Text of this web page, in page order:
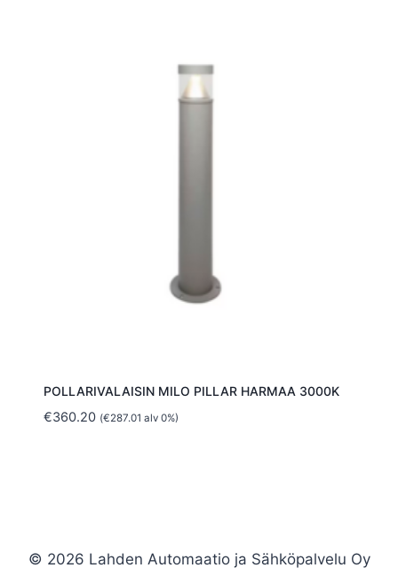
POLLARIVALAISIN MILO PILLAR HARMAA 3000K
€360.20 (€287.01 alv 0%)
© 2026 Lahden Automaatio ja Sähköpalvelu Oy